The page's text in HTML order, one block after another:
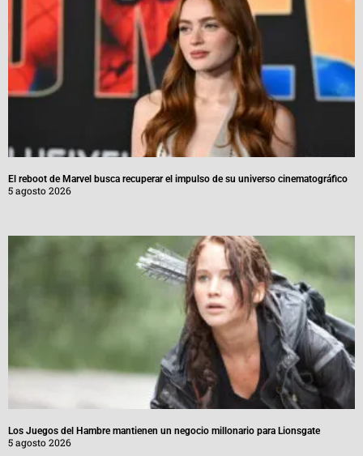
El reboot de Marvel busca recuperar el impulso de su universo cinematográfico
5 agosto 2026
Los Juegos del Hambre mantienen un negocio millonario para Lionsgate
5 agosto 2026